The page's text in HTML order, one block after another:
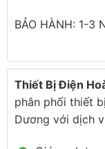
BẢO HÀNH: 1-3
Thiết Bị Điện
phân phối thiết
Dương với dịch